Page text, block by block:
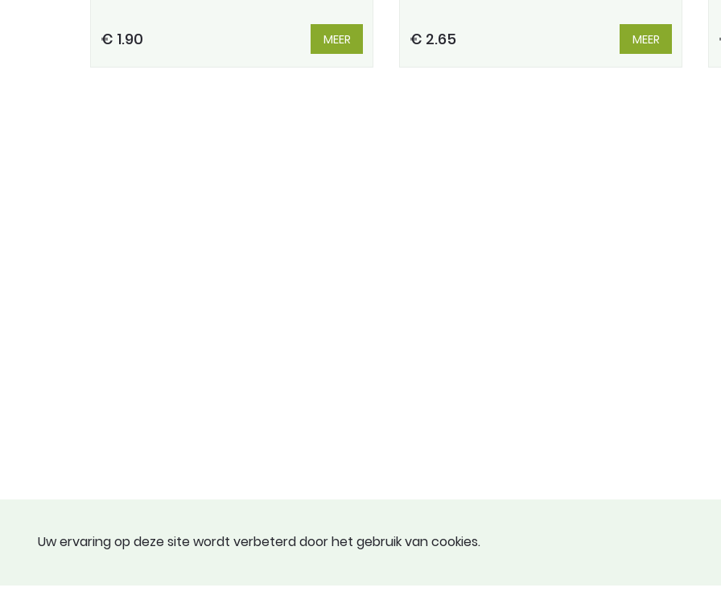
€ 1.90 MEER € 2.65 MEER
Uw ervaring op deze site wordt verbeterd door het gebruik van cookies.